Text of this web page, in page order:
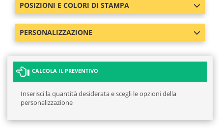
POSIZIONI E COLORI DI STAMPA
PERSONALIZZAZIONE
CALCOLA IL PREVENTIVO
Inserisci la quantità desiderata e scegli le opzioni della
personalizzazione